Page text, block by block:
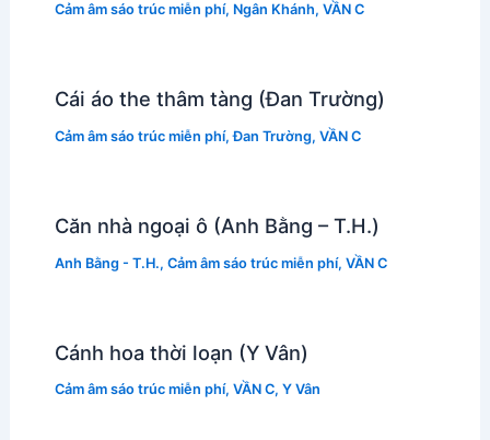
Cảm âm sáo trúc miễn phí, Ngân Khánh, VẦN C
Cái áo the thâm tàng (Đan Trường)
Cảm âm sáo trúc miễn phí,Đan Trường, VẦN C
Căn nhà ngoại ô (Anh Bằng – T.H.)
Anh Bằng - T.H., Cảm âm sáo trúc miễn phí, VẦN C
Cánh hoa thời loạn (Y Vân)
Cảm âm sáo trúc miễn phí, VẦN C, Y Vân